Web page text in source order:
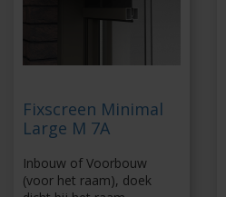
Fixscreen Minimal
Large M 7A
Inbouw of Voorbouw
(voor het raam), doek